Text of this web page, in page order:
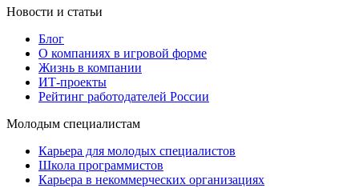
Новости и статьи
Блог
О компаниях в игровой форме
Жизнь в компании
ИТ-проекты
Рейтинг работодателей России
Молодым специалистам
Карьера для молодых специалистов
Школа программистов
Карьера в некоммерческих организациях